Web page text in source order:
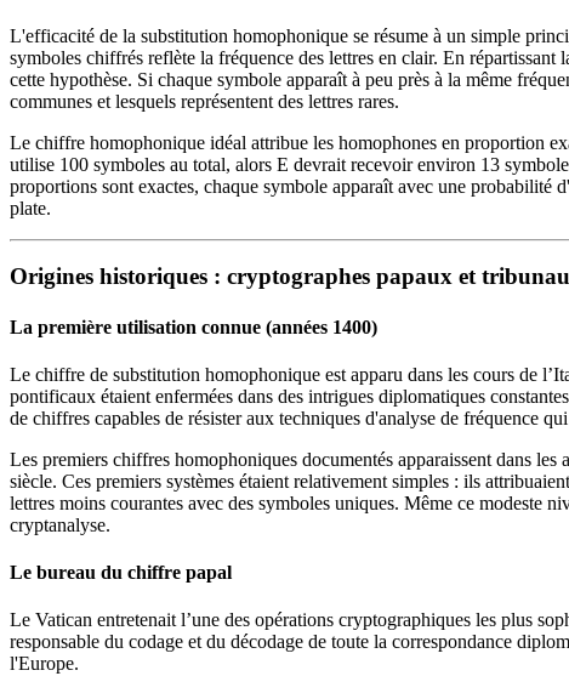
L'efficacité de la substitution homophonique se résume à un simple
symboles chiffrés reflète la fréquence des lettres en clair. En
cette hypothèse. Si chaque symbole apparaît à peu près à la même
communes et lesquels représentent des lettres rares.
Le chiffre homophonique idéal attribue les homophones en proportion
utilise 100 symboles au total, alors E devrait recevoir environ 13
proportions sont exactes, chaque symbole apparaît avec une
plate.
Origines historiques : cryptographes papaux et
La première utilisation connue (années 1400)
Le chiffre de substitution homophonique est apparu dans les cours de
pontificaux étaient enfermées dans des intrigues diplomatiques
de chiffres capables de résister aux techniques d'analyse de fréquence
Les premiers chiffres homophoniques documentés apparaissent dans
siècle. Ces premiers systèmes étaient relativement simples : ils
lettres moins courantes avec des symboles uniques. Même ce modeste
cryptanalyse.
Le bureau du chiffre papal
Le Vatican entretenait l’une des opérations cryptographiques les plus
responsable du codage et du décodage de toute la correspondance
l'Europe.